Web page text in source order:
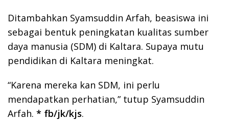
Ditambahkan Syamsuddin Arfah, beasiswa ini
sebagai bentuk peningkatan kualitas sumber
daya manusia (SDM) di Kaltara. Supaya mutu
pendidikan di Kaltara meningkat.
“Karena mereka kan SDM, ini perlu
mendapatkan perhatian,” tutup Syamsuddin
Arfah. * fb/jk/kjs.